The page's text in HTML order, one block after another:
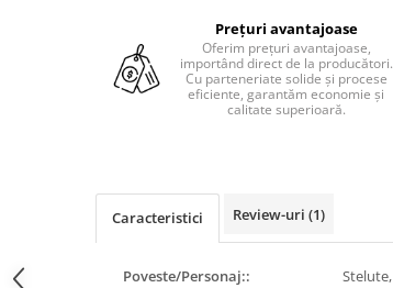
Prețuri avantajoase
Oferim prețuri avantajoase,
importând direct de la producători.
Cu parteneriate solide și procese
eficiente, garantăm economie și
calitate superioară.
Caracteristici Review-uri (1)
Poveste/Personaj:: Stelute,